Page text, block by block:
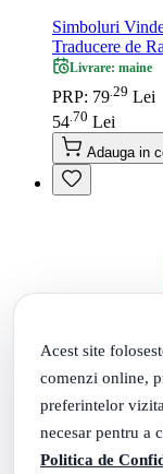
Acest site
comenzi online,
preferintelor
necesar pentru a
Politica de
Simboluri
Traducere de
Livrare: maine
PRP: 79 29 Lei
54 70 Lei
Adauga in